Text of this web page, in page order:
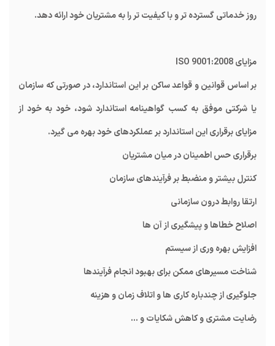
روز خدماتی گسترده تر و با کیفیت تر را به مشتریان خود ارائه دهد.
مزایای
بر اساس قوانین و قواعد ساکن بر این استاندارد، در صورتی که سازمان
یا شرکتی موفق به کسب گواهینامه استاندارد شود، خود به خود از
مزایای برقراری این استاندارد بر عملکردهای خود بهره می گیرد.
برقراری حس اطمینان در میان مشتریان
کنترل بیشتر و منضبط بر فرآیندهای سازمان
ارتقا روابط درون سازمانی
اصلاح خطاها و پیشگیری از آن ها
افزایش بهره وری از سیستم
شناخت مسیرهای ممکن برای بهبود انجام فرآیندها
جلوگیری از چندباره کاری ها و اتلاف زمان و هزینه
رضایت مشتری و کاهش شکایات و ...